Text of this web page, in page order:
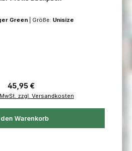
Green Größe: Unisize
Regulärer Preis:
45,95 €
zzgl. Versandkosten
den Warenkorb